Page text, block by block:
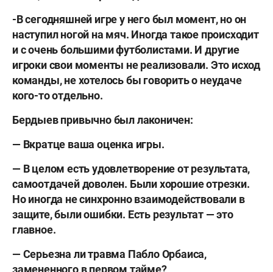
-В сегодняшней игре у него был момент, но он
наступил ногой на мяч. Иногда такое происходит
и с очень большими футболистами. И другие
игроки свои моменты не реализовали. Это исход
команды, не хотелось бы говорить о неудаче
кого-то отдельно.
Бердыев привычно был лаконичен:
— Вкратце ваша оценка игры.
— В целом есть удовлетворение от результата,
самоотдачей доволен. Были хорошие отрезки.
Но иногда не синхронно взаимодействовали в
защите, были ошибки. Есть результат — это
главное.
— Серьезна ли травма Пабло Орбаиса,
замененного в первом тайме?